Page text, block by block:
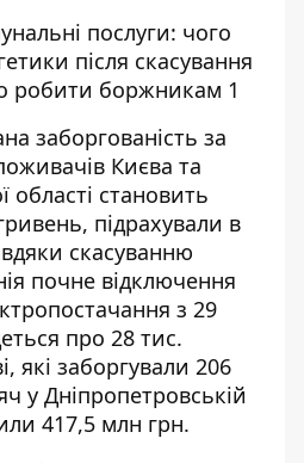
заборгованість за
Києва та
області становить
підрахували в
скасуванню
почне відключення
з 29
про 28 тис.
які заборгували 206
у Дніпропетровській
417,5 млн грн.